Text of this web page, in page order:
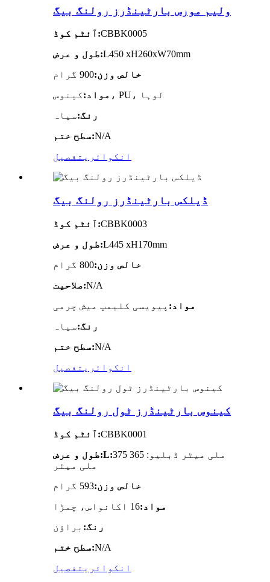
ولیم مورس بارٹینڈرز رولنگ بیگ
آئٹم کوڈ:CBBK0005
طول و عرض:L450 xH260xW70mm
خالص وزن:900 گرام
مواد:
کینوس، PU، لوہا
رنگ:سیاہ
سطح ختم:N/A
انکوائری تفصیل
ڈیلکس بارٹینڈرز رولنگ بیگ
آئٹم کوڈ:CBBK0003
طول و عرض:L445 xH170mm
خالص وزن:800 گرام
صلاحیت:N/A
مواد: پیویسی کلیمپ میش چرمی
رنگ:سیاہ
سطح ختم:N/A
انکوائری تفصیل
کینوس بارٹینڈرز ٹول رولنگ بیگ
آئٹم کوڈ:CBBK0001
طول و عرض:L:375 ملی میٹر ڈبلیو: 365
ملی میٹر
خالص وزن:593 گرام
مواد:16 اکانواس، چمڑا
رنگ: براؤن
سطح ختم:N/A
انکوائری تفصیل